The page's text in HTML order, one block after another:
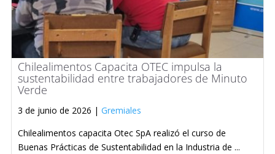
Chilealimentos Capacita OTEC impulsa la
sustentabilidad entre trabajadores de Minuto
Verde
3 de junio de 2026 | Gremiales
Chilealimentos capacita Otec SpA realizó el curso de
Buenas Prácticas de Sustentabilidad en la Industria de ...